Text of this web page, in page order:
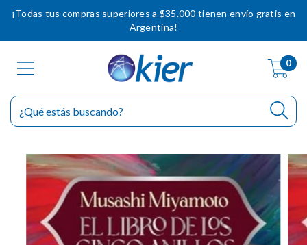
¡Todas tus compras superiores a $35.000 tienen envío gratis en
Argentina!
0